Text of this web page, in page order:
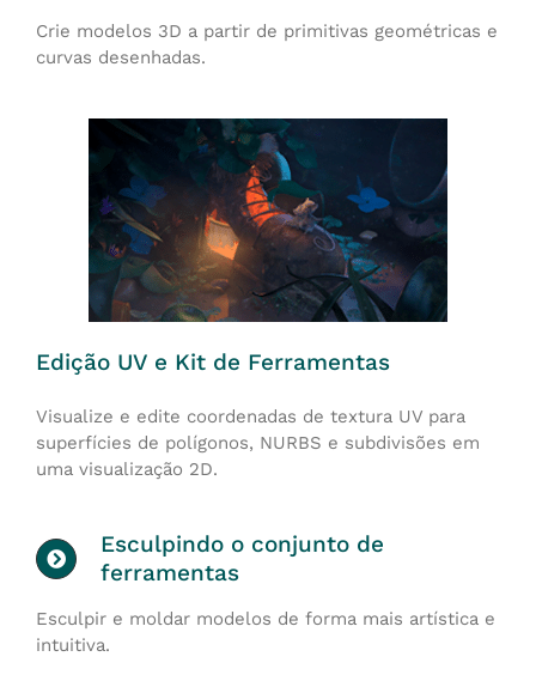
Crie modelos 3D a partir de primitivas geométricas e
curvas desenhadas.
Edição UV e Kit de Ferramentas
Visualize e edite coordenadas de textura UV para
superfícies de polígonos, NURBS e subdivisões em
uma visualização 2D.
Esculpindo o conjunto de
ferramentas
Esculpir e moldar modelos de forma mais artística e
intuitiva.